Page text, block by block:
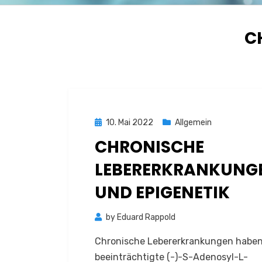
:
Posted
10. Mai 2022 Allgemein
CHRONISCHE
UND EPIGENETIK
by Eduard Rappold
Chronische Lebererkrankungen
beeinträchtigte (-)-S-Adenosyl-L-